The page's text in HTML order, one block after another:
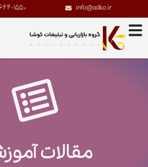
info@adko.ir
1550
مقالات